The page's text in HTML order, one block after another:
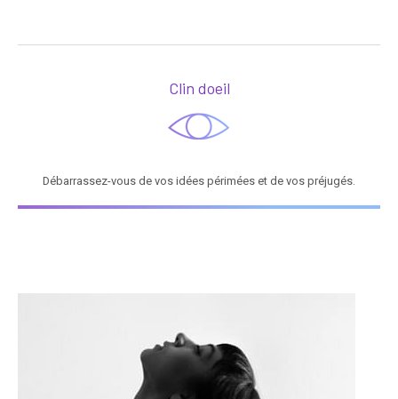
Clin doeil
Débarrassez-vous de vos idées périmées et de vos préjugés.